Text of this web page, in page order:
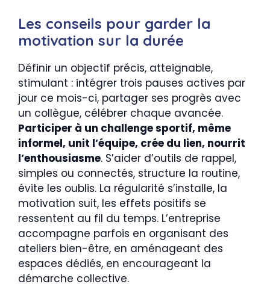
Les conseils pour garder la
motivation sur la durée
Définir un objectif précis, atteignable,
stimulant : intégrer trois pauses actives par
jour ce mois-ci, partager ses progrès avec
un collègue, célébrer chaque avancée.
Participer à un challenge sportif, même
informel, unit l’équipe, crée du lien, nourrit
l’enthousiasme. S’aider d’outils de rappel,
simples ou connectés, structure la routine,
évite les oublis. La régularité s’installe, la
motivation suit, les effets positifs se
ressentent au fil du temps. L’entreprise
accompagne parfois en organisant des
ateliers bien-être, en aménageant des
espaces dédiés, en encourageant la
démarche collective.